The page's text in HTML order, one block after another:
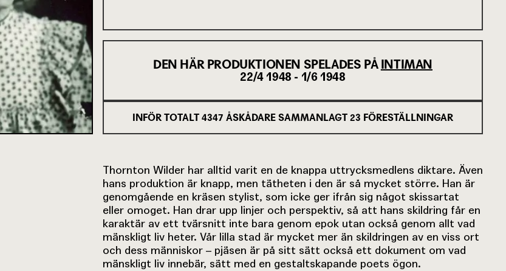
DEN HÄR PRODUKTIONEN SPELADES PÅ INTIMAN
22/4 1948 - 1/6 1948
INFÖR TOTALT 4347 ÅSKÅDARE SAMMANLAGT 23 FÖRESTÄLLNINGAR
Thornton Wilder har alltid varit en de knappa uttrycksmedlens diktare. Även
hans produktion är knapp, men tätheten i den är så mycket större. Han är
genomgående en kräsen stylist, som icke ger ifrån sig något skissartat
eller omoget. Han drar upp linjer och perspektiv, så att hans skildring får en
karaktär av ett tvärsnitt inte bara genom epok utan också genom allt vad
mänskligt liv heter. Vår lilla stad är mycket mer än skildringen av en viss ort
och dess människor – pjäsen är på sitt sätt också ett dokument om vad
mänskligt liv innebär, sätt med en gestaltskapande poets ögon.